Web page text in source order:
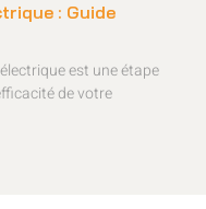
: Guide
est une étape
de votre